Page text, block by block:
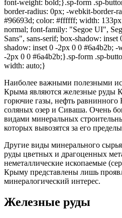
font-weight: bold;}.sp-form .sp-
border-radius: 0px; -webkit-border-
#96693d; color: #ffffff; width:
normal; font-family: "Segoe UI",
Sans", sans-serif; box-shadow:
shadow: inset 0 -2px 0 0 #6a4b2b;
-2px 0 0 #6a4b2b;}.sp-form .sp-
width: auto;}
Наиболее важными полезными
Крыма являются железные руды
горючие газы, нефть
соляных озер и Сиваша. Очень
видами минеральных
которых вывозятся за его
Другие виды минерального
руды цветных и драгоценных
неметаллические ископаемые
Крыму представлены лишь
минералогический интерес.
Железные руды